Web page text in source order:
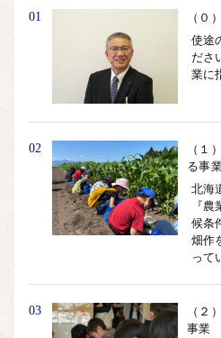
01
（０
使途
ださ
業に
02
（１
る事
北海
『
候条
畑作
って
03
（２
事業